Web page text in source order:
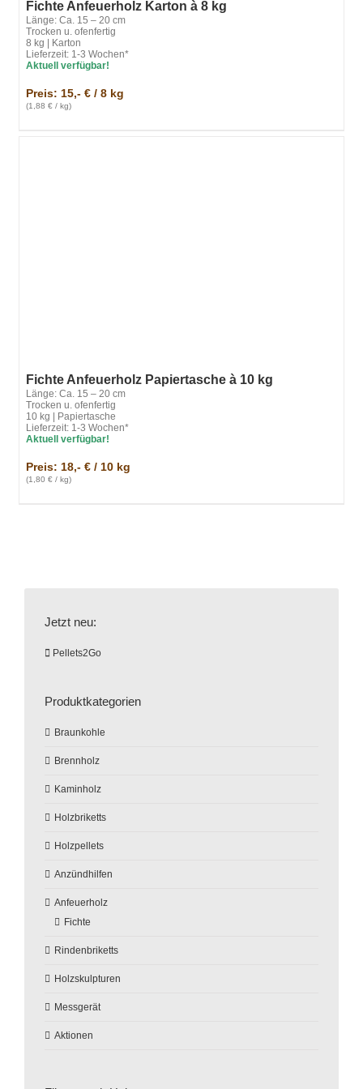
Fichte Anfeuerholz Karton à 8 kg
Länge: Ca. 15 – 20 cm
Trocken u. ofenfertig
8 kg | Karton
Lieferzeit: 1-3 Wochen*
Aktuell
verfügbar!
Preis: 15,- € / 8 kg
(1,88 € / kg)
Fichte Anfeuerholz Papiertasche à 10 kg
Länge: Ca. 15 – 20 cm
Trocken u. ofenfertig
10 kg | Papiertasche
Lieferzeit: 1-3 Wochen*
Aktuell
verfügbar!
Preis: 18,- € / 10 kg
(1,80 € / kg)
Jetzt neu:
Pellets2Go
Produktkategorien
Braunkohle
Brennholz
Kaminholz
Holzbriketts
Holzpellets
Anzündhilfen
Anfeuerholz
Fichte
Rindenbriketts
Holzskulpturen
Messgerät
Aktionen